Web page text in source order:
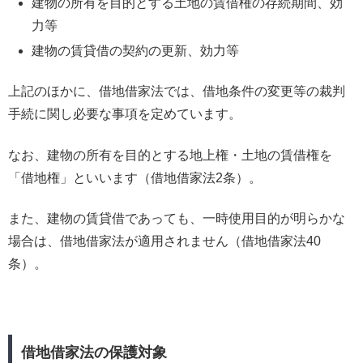
力等
建物の賃貸借の契約の更新、効力等
上記のほかに、借地借家法では、借地条件の変更等の裁判
手続に関し必要な事項を定めています。
なお、建物の所有を目的とする地上権・土地の賃借権を
「借地権」といいます（借地借家法2条）。
また、建物の賃貸借であっても、一時使用目的が明らかな
場合は、借地借家法が適用されません（借地借家法40
条）。
借地借家法の保護対象